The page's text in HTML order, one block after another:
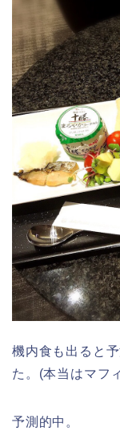
機内食も出ると
た。(本当はマフ
予測的中。